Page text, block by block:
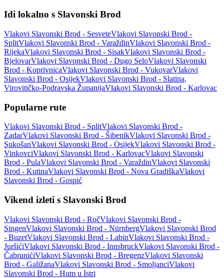
Idi lokalno s Slavonski Brod
Vlakovi Slavonski Brod - SesveteVlakovi Slavonski Brod -
SplitVlakovi Slavonski Brod - VaraždinVlakovi Slavonski Brod -
RijekaVlakovi Slavonski Brod - SisakVlakovi Slavonski Brod -
BjelovarVlakovi Slavonski Brod - Dugo SeloVlakovi Slavonski
Brod - KoprivnicaVlakovi Slavonski Brod - VukovarVlakovi
Slavonski Brod - OsijekVlakovi Slavonski Brod - Slatina,
Virovitičko-Podravska ŽupanijaVlakovi Slavonski Brod - Karlovac
Popularne rute
Vlakovi Slavonski Brod - SplitVlakovi Slavonski Brod -
ZadarVlakovi Slavonski Brod - ŠibenikVlakovi Slavonski Brod -
SukošanVlakovi Slavonski Brod - OsijekVlakovi Slavonski Brod -
VinkovciVlakovi Slavonski Brod - KarlovacVlakovi Slavonski
Brod - PulaVlakovi Slavonski Brod - VaraždinVlakovi Slavonski
Brod - KutinaVlakovi Slavonski Brod - Nova GradiškaVlakovi
Slavonski Brod - Gospić
Vikend izleti s Slavonski Brod
Vlakovi Slavonski Brod - RočVlakovi Slavonski Brod -
SingenVlakovi Slavonski Brod - NürnbergVlakovi Slavonski Brod
- BuzetVlakovi Slavonski Brod - LabinVlakovi Slavonski Brod -
JuršićiVlakovi Slavonski Brod - InnsbruckVlakovi Slavonski Brod -
ČabrunićiVlakovi Slavonski Brod - BregenzVlakovi Slavonski
Brod - GaližanaVlakovi Slavonski Brod - SmoljanciVlakovi
Slavonski Brod - Hum u Istri